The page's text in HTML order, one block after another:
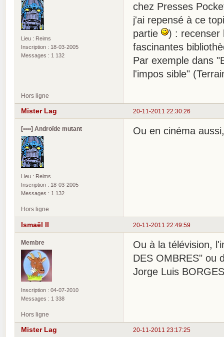
Lieu : Reims
Inscription : 18-03-2005
Messages : 1 132
chez Presses
j'ai repensé à ce
partie
) : recenser
fascinantes
Par exemple dans
l'impos sible"
Hors ligne
20-11-2011 22:30:26
Mister Lag
[••••] Androïde mutant
Lieu : Reims
Inscription : 18-03-2005
Messages : 1 132
Ou en cinéma
Hors ligne
20-11-2011 22:49:59
Ismaël II
Membre
Inscription : 04-07-2010
Messages : 1 338
Ou à la télévision,
DES OMBRES" ou
Jorge Luis
Hors ligne
20-11-2011 23:17:25
Mister Lag